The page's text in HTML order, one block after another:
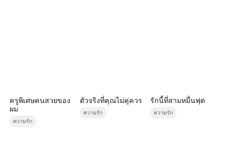
ครูพิเศษคนสวยของ
ผม
ความรัก
ตัวจริงที่คุณไม่คู่ควร
ความรัก
รักนี้ที่สามหมื่นฟุต
ความรัก